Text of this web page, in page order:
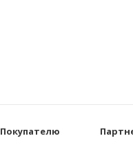
Покупателю